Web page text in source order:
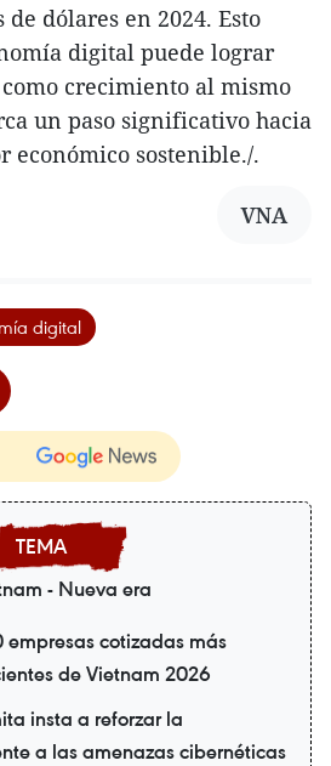
dólares en 2024. Esto
digital puede lograr
crecimiento al mismo
un paso significativo hacia
económico sostenible./.
VNA
digital
- Nueva era
cotizadas más
de Vietnam 2026
insta a reforzar la
a las amenazas cibernéticas